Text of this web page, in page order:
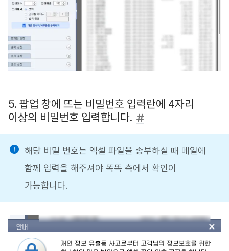
5. 팝업 창에 뜨는 비밀번호 입력란에 4자리
이상의 비밀번호 입력합니다.
해당 비밀 번호는 엑셀 파일을 송부하실 때 메일에
함께 입력을 해주셔야 똑똑 측에서 확인이
가능합니다.